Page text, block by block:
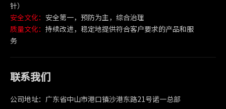
针）
安全文化： 安全第一，预防为主，综合治理
质量文化： 持续改进，稳定地提供符合客户要求的产品和服
务
联系我们
公司地址：广东省中山市港口镇沙港东路21号诺一总部